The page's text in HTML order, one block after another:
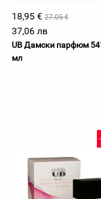
18,95 € 27.05 €
37,06 лв
UB Дамски парфюм
мл